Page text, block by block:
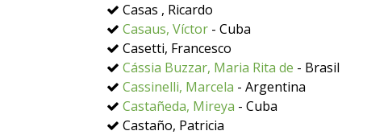
Casas , Ricardo
Casaus, Víctor - Cuba
Casetti, Francesco
Cássia Buzzar, Maria Rita de - Brasil
Cassinelli, Marcela - Argentina
Castañeda, Mireya - Cuba
Castaño, Patricia